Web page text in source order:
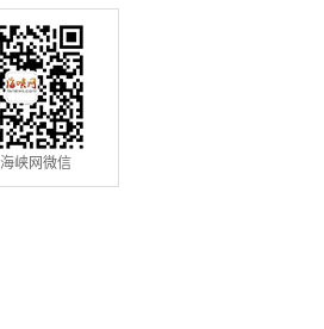
峡网微信